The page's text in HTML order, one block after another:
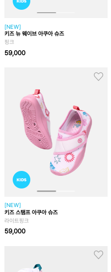
[NEW]
키즈 뉴 웨이브 아쿠아 슈즈
핑크
59,000
[NEW]
키즈 스탬프 아쿠아 슈즈
라이트핑크
59,000